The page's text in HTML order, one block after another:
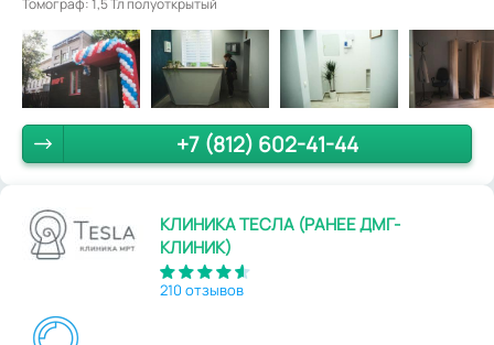
Томограф: 1,5 Тл полуоткрытый
+7 (812) 602-41-44
КЛИНИКА ТЕСЛА (РАНЕЕ ДМГ-
КЛИНИК)
210 отзывов